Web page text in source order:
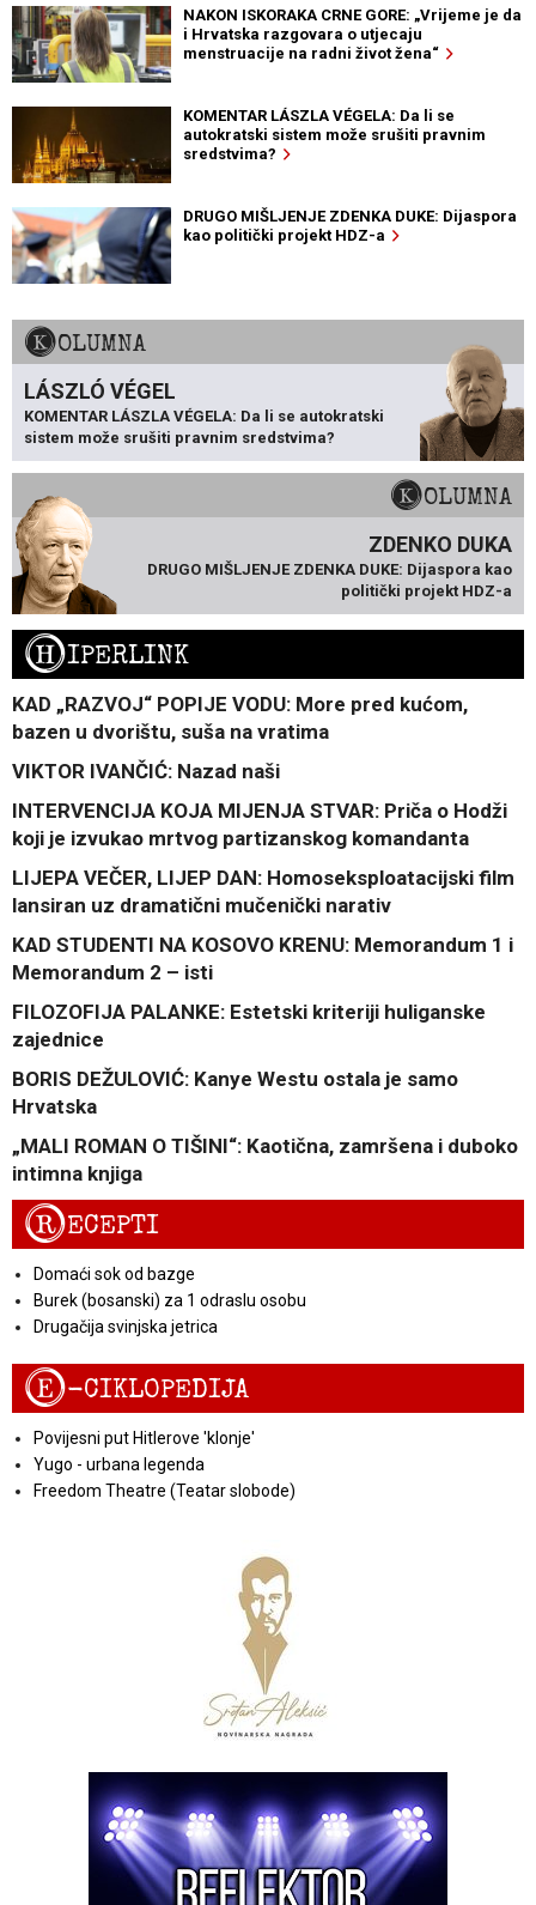
NAKON ISKORAKA CRNE GORE: „Vrijeme je da
i Hrvatska razgovara o utjecaju
menstruacije na radni život žena“
KOMENTAR LÁSZLA VÉGELA: Da li se
autokratski sistem može srušiti pravnim
sredstvima?
DRUGO MIŠLJENJE ZDENKA DUKE: Dijaspora
kao politički projekt HDZ-a
KOLUMNA
LÁSZLÓ VÉGEL
KOMENTAR LÁSZLA VÉGELA: Da li se autokratski
sistem može srušiti pravnim sredstvima?
KOLUMNA
ZDENKO DUKA
DRUGO MIŠLJENJE ZDENKA DUKE: Dijaspora kao
politički projekt HDZ-a
HIPERLINK
KAD „RAZVOJ“ POPIJE VODU: More pred kućom,
bazen u dvorištu, suša na vratima
VIKTOR IVANČIĆ: Nazad naši
INTERVENCIJA KOJA MIJENJA STVAR: Priča o Hodži
koji je izvukao mrtvog partizanskog komandanta
LIJEPA VEČER, LIJEP DAN: Homoseksploatacijski film
lansiran uz dramatični mučenički narativ
KAD STUDENTI NA KOSOVO KRENU: Memorandum 1 i
Memorandum 2 – isti
FILOZOFIJA PALANKE: Estetski kriteriji huliganske
zajednice
BORIS DEŽULOVIĆ: Kanye Westu ostala je samo
Hrvatska
„MALI ROMAN O TIŠINI“: Kaotična, zamršena i duboko
intimna knjiga
RECEPTI
Domaći sok od bazge
Burek (bosanski) za 1 odraslu osobu
Drugačija svinjska jetrica
E-CIKLOPEDIJA
Povijesni put Hitlerove 'klonje'
Yugo - urbana legenda
Freedom Theatre (Teatar slobode)